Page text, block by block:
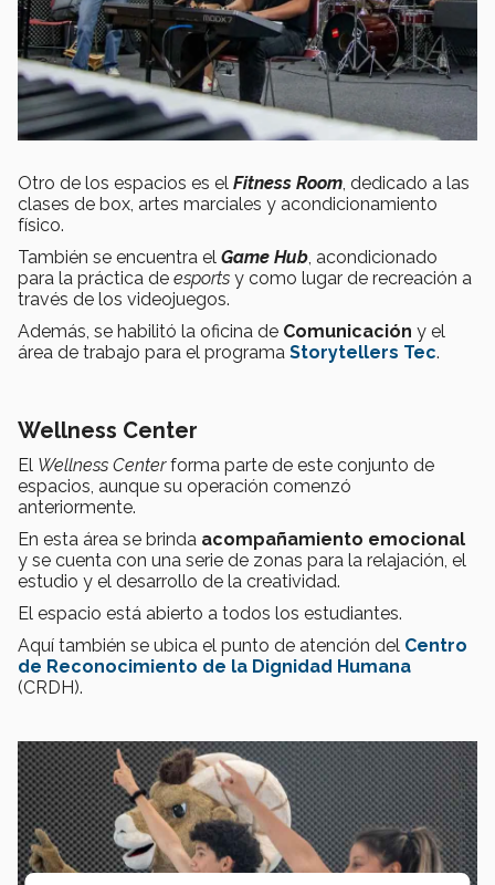
Otro de los espacios es el Fitness Room, dedicado a las
clases de box, artes marciales y acondicionamiento
físico.
También se encuentra el Game Hub, acondicionado
para la práctica de esports y como lugar de recreación a
través de los videojuegos.
Además, se habilitó la oficina de Comunicación y el
área de trabajo para el programa Storytellers Tec.
Wellness Center
El Wellness Centerforma parte de este conjunto de
espacios, aunque su operación comenzó
anteriormente.
En esta área se brinda acompañamiento emocional
y se cuenta con una serie de zonas para la relajación, el
estudio y el desarrollo de la creatividad.
El espacio está abierto a todos los estudiantes.
Aquí también se ubica el punto de atención del Centro
de Reconocimiento de la Dignidad Humana
(CRDH).